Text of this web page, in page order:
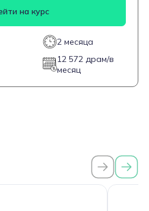
Курс разработан
Consulting Group и
1С, что подтверждает его
стандартам.
на курс
2 месяца
12 572 драм/в
месяц